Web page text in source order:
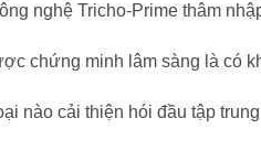
nghệ Tricho-Prime thâm
chứng minh lâm sàng là có
nào cải thiện hói đầu tập